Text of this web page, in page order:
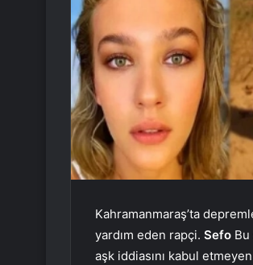
Kahramanmaraş’ta
yardım eden rapçi. Sefo
aşk iddiasını kabul